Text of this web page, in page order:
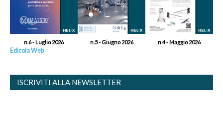
n.6 - Luglio 2026 n.5 - Giugno 2026 n.4 - Maggio 2026
Edicola Web
ISCRIVITI ALLA NEWSLETTER